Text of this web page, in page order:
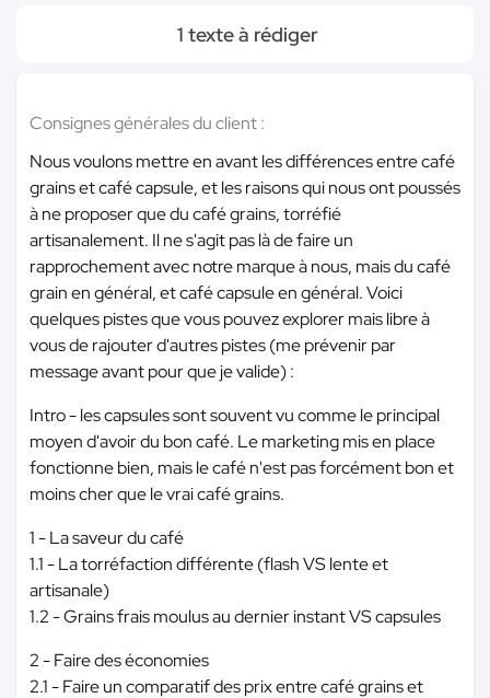
1 texte à rédiger
Consignes générales du client :
Nous voulons mettre en avant les différences entre café
grains et café capsule, et les raisons qui nous ont poussés
à ne proposer que du café grains, torréfié
artisanalement. Il ne s'agit pas là de faire un
rapprochement avec notre marque à nous, mais du café
grain en général, et café capsule en général. Voici
quelques pistes que vous pouvez explorer mais libre à
vous de rajouter d'autres pistes (me prévenir par
message avant pour que je valide) :
Intro - les capsules sont souvent vu comme le principal
moyen d'avoir du bon café. Le marketing mis en place
fonctionne bien, mais le café n'est pas forcément bon et
moins cher que le vrai café grains.
1 - La saveur du café
1.1 - La torréfaction différente (flash VS lente et
artisanale)
1.2 - Grains frais moulus au dernier instant VS capsules
2 - Faire des économies
2.1 - Faire un comparatif des prix entre café grains et